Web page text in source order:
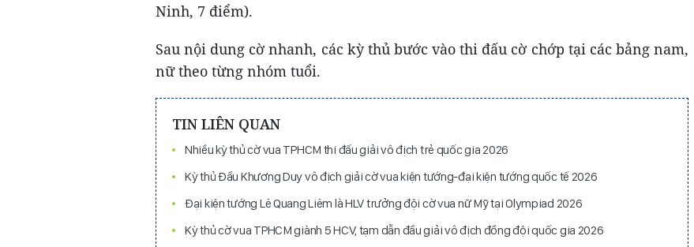
Ninh, 7 điểm).
Sau nội dung cờ nhanh, các kỳ thủ bước vào thi đấu cờ chớp tại các bảng nam,
nữ theo từng nhóm tuổi.
TIN LIÊN QUAN
Nhiều kỳ thủ cờ vua TPHCM thi đấu giải vô địch trẻ quốc gia 2026
Kỳ thủ Đầu Khương Duy vô địch giải cờ vua kiện tướng-đại kiện tướng quốc tế 2026
Đại kiện tướng Lê Quang Liêm là HLV trưởng đội cờ vua nữ Mỹ tại Olympiad 2026
Kỳ thủ cờ vua TPHCM giành 5 HCV, tạm dẫn đầu giải vô địch đồng đội quốc gia 2026